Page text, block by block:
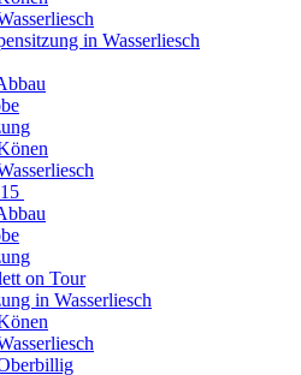
in Wasserliesch
on Tour
in Wasserliesch